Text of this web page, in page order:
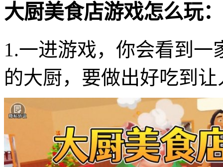
大厨美食店游戏怎么玩：
1.一进游戏，你会看到
的大厨，要做出好吃到